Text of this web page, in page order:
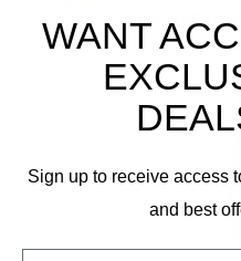
De
voor
WANT
Sign up to receive access
and best